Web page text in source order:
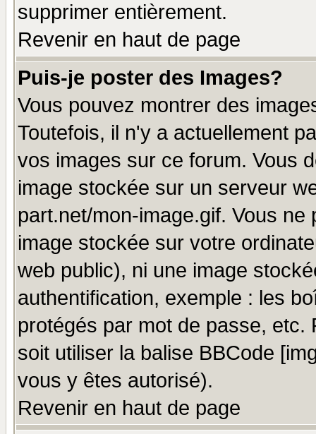
supprimer entièrement.
Revenir en haut de page
Puis-je poster des Images?
Vous pouvez montrer des
Toutefois, il n'y a actuellement
vos images sur ce forum. Vous
image stockée sur un serveur
part.net/mon-image.gif. Vous
image stockée sur votre
web public), ni une image
authentification, exemple : les
protégés par mot de passe,
soit utiliser la balise BBCode
vous y êtes autorisé).
Revenir en haut de page